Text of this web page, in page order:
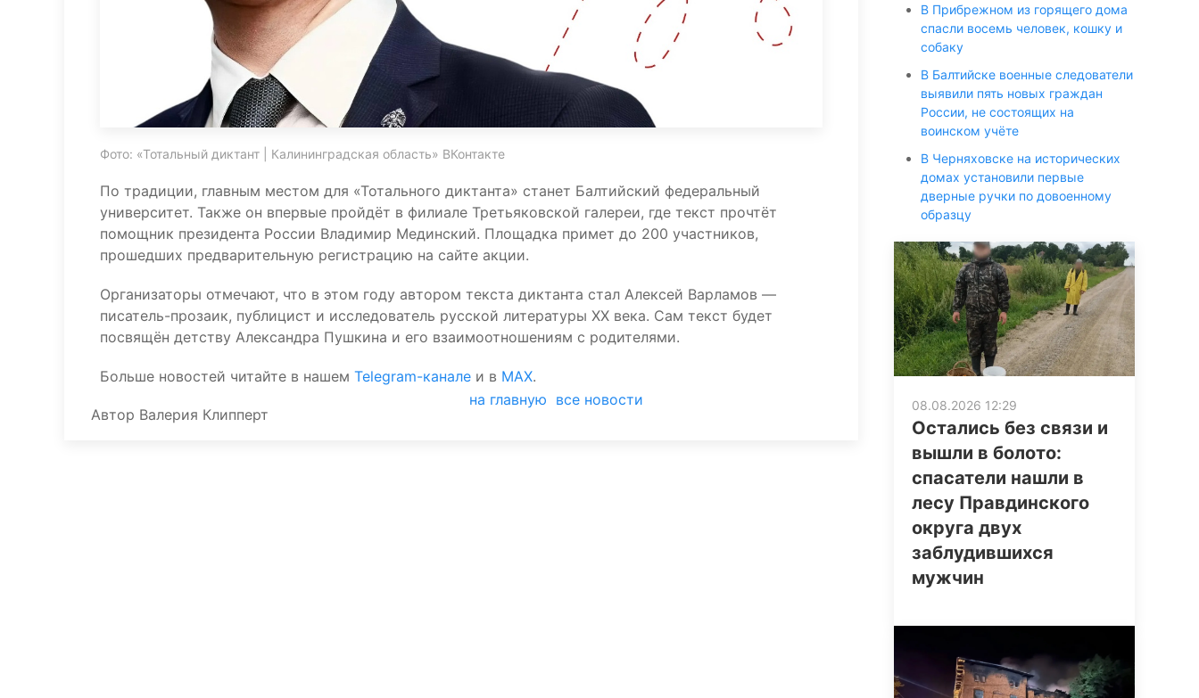
Фото: «Тотальный диктант | Калининградская область» ВКонтакте
По традиции, главным местом для «Тотального диктанта» станет Балтийский федеральный
университет. Также он впервые пройдёт в филиале Третьяковской галереи, где текст прочтёт
помощник президента России Владимир Мединский. Площадка примет до 200 участников,
прошедших предварительную регистрацию на сайте акции.
Организаторы отмечают, что в этом году автором текста диктанта стал Алексей Варламов —
писатель-прозаик, публицист и исследователь русской литературы XX века. Сам текст будет
посвящён детству Александра Пушкина и его взаимоотношениям с родителями.
Больше новостей читайте в нашем Telegram-канале и в MAX.
Автор Валерия Клипперт
на главную все новости
В Прибрежном из горящего дома
спасли восемь человек, кошку и
собаку
В Балтийске военные следователи
выявили пять новых граждан
России, не состоящих на
воинском учёте
В Черняховске на исторических
домах установили первые
дверные ручки по довоенному
образцу
08.08.2026 12:29
Остались без связи и
вышли в болото:
спасатели нашли в
лесу Правдинского
округа двух
заблудившихся
мужчин